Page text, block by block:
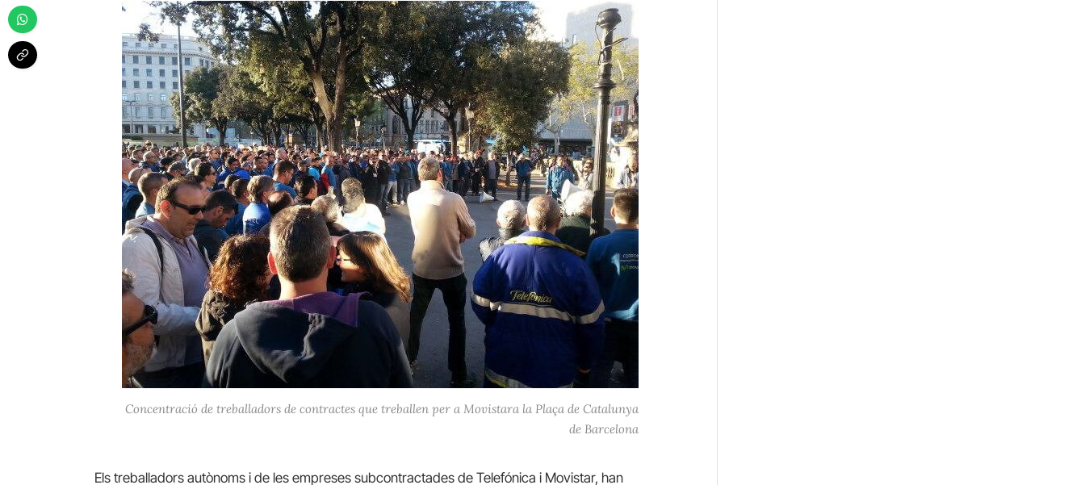
Concentració de treballadors de contractes que treballen per a Movistara la Plaça de Catalunya
de Barcelona
Els treballadors autònoms i de les empreses subcontractades de Telefónica i Movistar, han